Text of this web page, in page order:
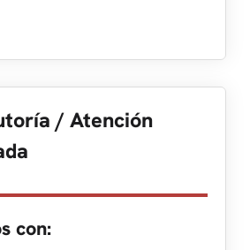
/ Atención
con: